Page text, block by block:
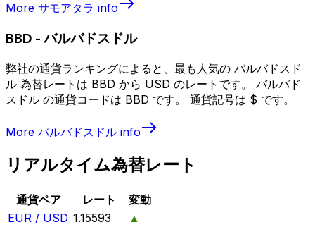
More サモアタラ info
BBD -バルバドスドル
弊社の通貨ランキングによると、最も人気の バルバドスド
ル 為替レートは BBD から USD のレートです。 バルバド
スドル の通貨コードは BBD です。 通貨記号は $ です。
More バルバドスドル info
リアルタイム為替レート
通貨ペア レート
変動
EUR / USD 1.15593
▲